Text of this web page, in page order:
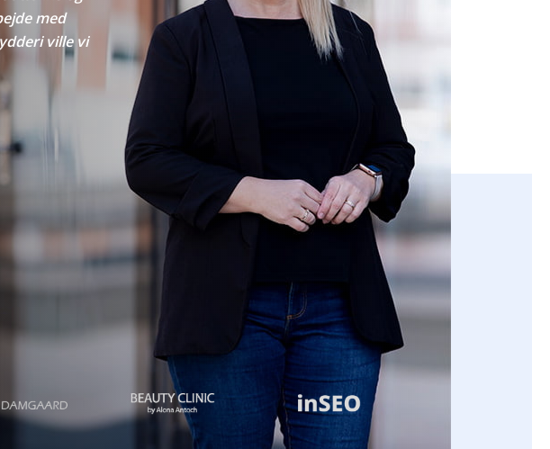
med
ville vi